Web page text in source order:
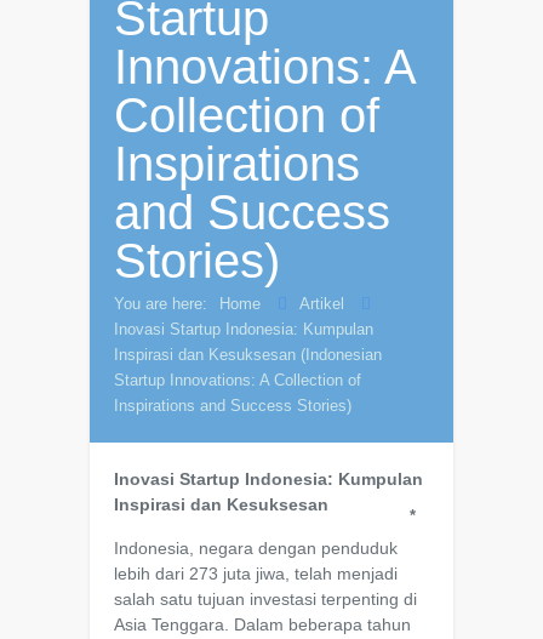
Startup
Innovations: A
Collection of
Inspirations
and Success
Stories)
You are here: Home
Artikel
Inovasi Startup Indonesia: Kumpulan
Inspirasi dan Kesuksesan (Indonesian
Startup Innovations: A Collection of
Inspirations and Success Stories)
Inovasi Startup Indonesia: Kumpulan
Inspirasi dan Kesuksesan
Indonesia, negara dengan penduduk
lebih dari 273 juta jiwa, telah menjadi
salah satu tujuan investasi terpenting di
Asia Tenggara. Dalam beberapa tahun
*